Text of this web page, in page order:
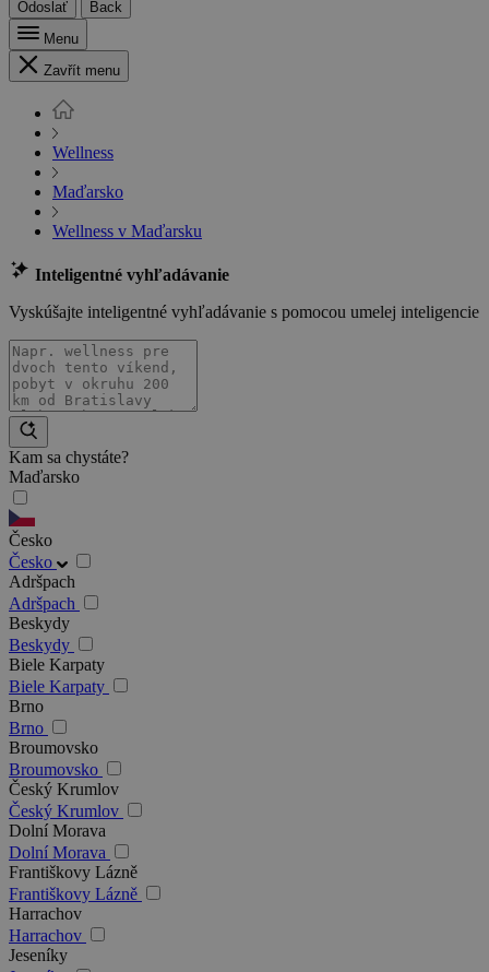
Odoslať
Back
Menu
Zavřít menu
Wellness
Maďarsko
Wellness v Maďarsku
Inteligentné vyhľadávanie
Vyskúšajte inteligentné vyhľadávanie s pomocou umelej inteligencie
Kam sa chystáte?
Maďarsko
Česko
Česko
Adršpach
Adršpach
Beskydy
Beskydy
Biele Karpaty
Biele Karpaty
Brno
Brno
Broumovsko
Broumovsko
Český Krumlov
Český Krumlov
Dolní Morava
Dolní Morava
Františkovy Lázně
Františkovy Lázně
Harrachov
Harrachov
Jeseníky